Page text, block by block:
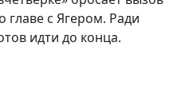
с Ягером. Ради
идти до конца.